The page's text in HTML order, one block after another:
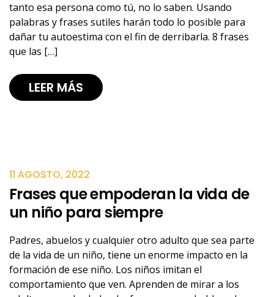
tanto esa persona como tú, no lo saben. Usando
palabras y frases sutiles harán todo lo posible para
dañar tu autoestima con el fin de derribarla. 8 frases
que las […]
LEER MÁS
11 AGOSTO, 2022
Frases que empoderan la vida de
un niño para siempre
Padres, abuelos y cualquier otro adulto que sea parte
de la vida de un niño, tiene un enorme impacto en la
formación de ese niño. Los niños imitan el
comportamiento que ven. Aprenden de mirar a los